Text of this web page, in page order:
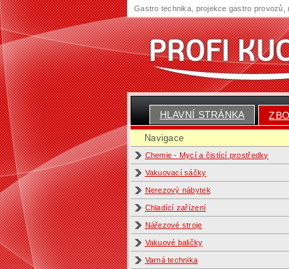
HLAVNÍ STRÁNKA
Navigace
Chemie - Mycí a čistící prostředky
Vakuovací sáčky
Nerezový nábytek
Chladící zařízení
Nářezové stroje
Vakuové baličky
Varná technika
Gastro technika, projekce gastro provozů,